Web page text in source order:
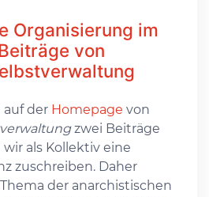
Organisierung im
von
auf der Homepage von
zwei Beiträge
als Kollektiv eine
zuschreiben. Daher
der anarchistischen